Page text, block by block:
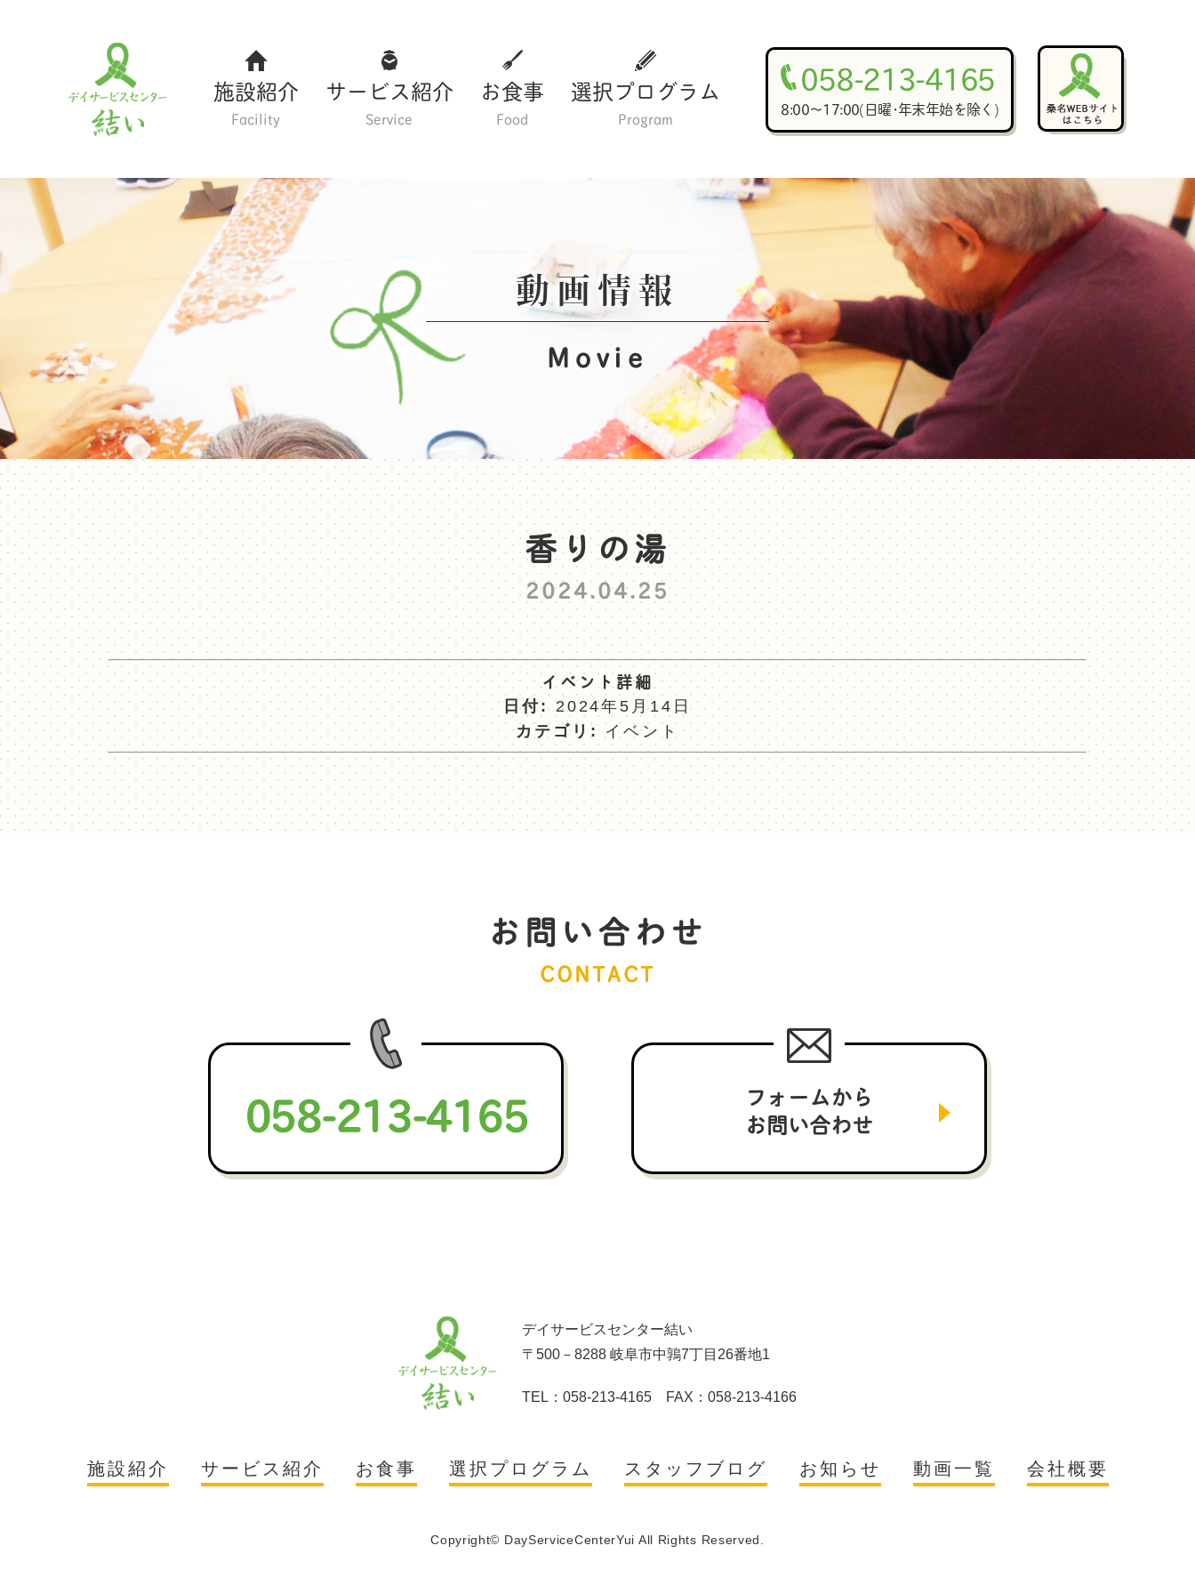
施設紹介
Facility
サービス紹介
Service
お食事
Food
選択プログラム
Program
058-213-4165
8:00～17:00(日曜･年末年始を除く)
動画情報
Movie
香りの湯
2024.04.25
イベント詳細
日付: 2024年5月14日
カテゴリ: イベント
お問い合わせ
CONTACT
058-213-4165
フォームから
お問い合わせ
デイサービスセンター結い
〒500－8288 岐阜市中鶉7丁目26番地1
TEL：058-213-4165 FAX：058-213-4166
施設紹介 サービス紹介 お食事 選択プログラム スタッフブログ お知らせ 動画一覧 会社概要
Copyright© DayServiceCenterYui All Rights Reserved.